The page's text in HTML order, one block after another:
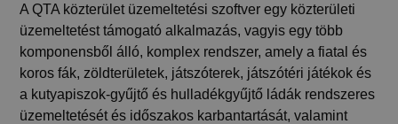
A QTA közterület üzemeltetési szoftver egy közterületi
üzemeltetést támogató alkalmazás, vagyis egy több
komponensből álló, komplex rendszer, amely a fiatal és
koros fák, zöldterületek, játszóterek, játszótéri játékok és
a kutyapiszok-gyűjtő és hulladékgyűjtő ládák rendszeres
üzemeltetését és időszakos karbantartását, valamint